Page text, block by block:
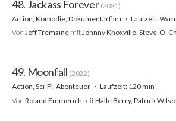
48. Jackass Forever (2021)
Action, Komödie, Dokumentarfilm
Laufzeit: 96
Von Jeff Tremaine mitJohnny Knoxville, Steve-O,
49. Moonfall (2022)
Action, Sci-Fi, Abenteuer
Laufzeit: 120 min
Von Roland Emmerich mitHalle Berry, Patrick